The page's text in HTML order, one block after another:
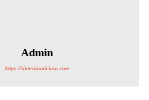
Admin
https://sintesisnoticiosa.com